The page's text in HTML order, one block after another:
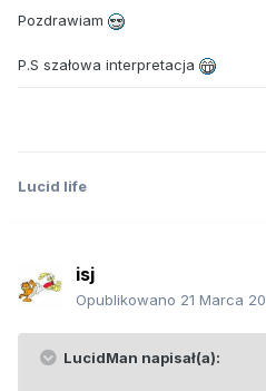
Pozdrawiam
P.S szałowa interpretacja
Lucid life
isj
Opublikowano 21 Marca
LucidMan napisał(a):